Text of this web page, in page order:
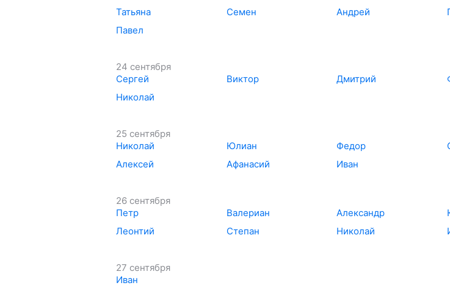
Татьяна
Семен Андрей
Павел
24 сентября
Сергей
Виктор Дмитрий
Николай
25 сентября
Николай
Юлиан Федор
Алексей
Афанасий Иван
26 сентября
Петр
Валериан Александр
Леонтий
Степан Николай
27 сентября
Иван